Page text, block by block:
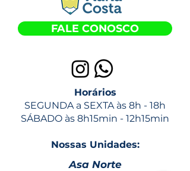
FALE CONOSCO
Horários
SEGUNDA a SEXTA às 8h - 18h
SÁBADO às 8h15min - 12h15min
Nossas Unidades:
Asa Norte